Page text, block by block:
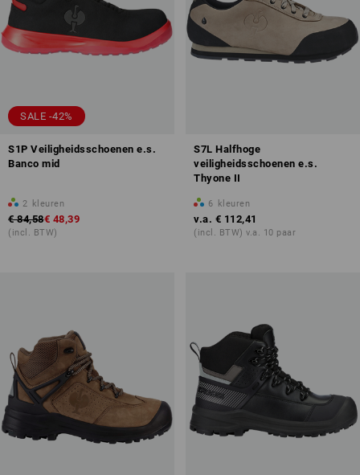
SALE -42%
S1P Veiligheidsschoenen e.s.
Banco mid
2 kleuren
€ 84,58€ 48,39
(incl. BTW)
S7L Halfhoge
veiligheidsschoenen e.s.
Thyone II
6 kleuren
v.a. € 112,41
(incl. BTW) v.a. 10 paar